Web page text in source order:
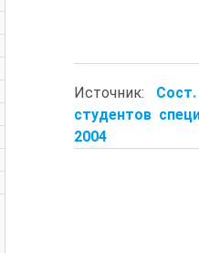
Источник:
студентов
2004